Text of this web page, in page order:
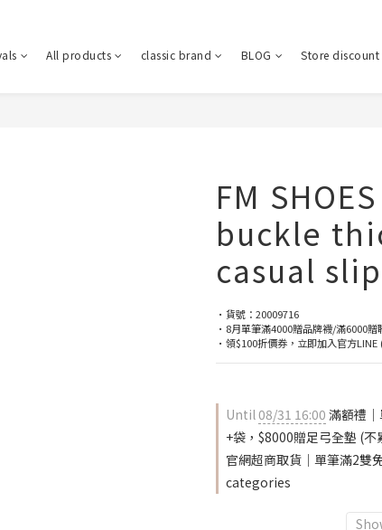
All products classic brand BLOG Store discount
FM
buckle
casual
•貨號：20009716
•8月單筆滿4000贈品牌襪/滿6000
•領$100折價券，立即加入官方
Until08/31 16:00 滿額禮
+袋，$8000贈足弓全墊 (
官網超商取貨｜單筆滿2雙
categories